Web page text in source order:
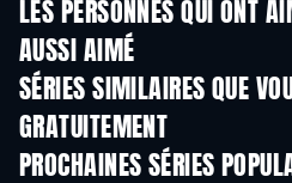
LES PERSONNES QUI ONT
AUSSI AIMÉ
SÉRIES SIMILAIRES QUE
GRATUITEMENTSérie
PROCHAINES SÉRIES
Série